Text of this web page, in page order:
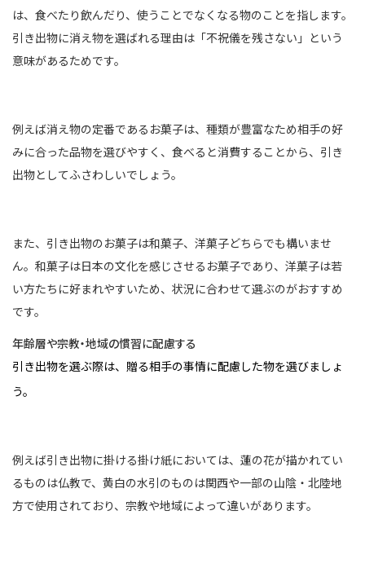
は、食べたり飲んだり、使うことでなくなる物のことを指します。
引き出物に消え物を選ばれる理由は「不祝儀を残さない」という
意味があるためです。
例えば消え物の定番であるお菓子は、種類が豊富なため相手の好
みに合った品物を選びやすく、食べると消費することから、引き
出物としてふさわしいでしょう。
また、引き出物のお菓子は和菓子、洋菓子どちらでも構いませ
ん。和菓子は日本の文化を感じさせるお菓子であり、洋菓子は若
い方たちに好まれやすいため、状況に合わせて選ぶのがおすすめ
です。
年齢層や宗教・地域の慣習に配慮する
引き出物を選ぶ際は、贈る相手の事情に配慮した物を選びましょ
う。
例えば引き出物に掛ける掛け紙においては、蓮の花が描かれてい
るものは仏教で、黄白の水引のものは関西や一部の山陰・北陸地
方で使用されており、宗教や地域によって違いがあります。